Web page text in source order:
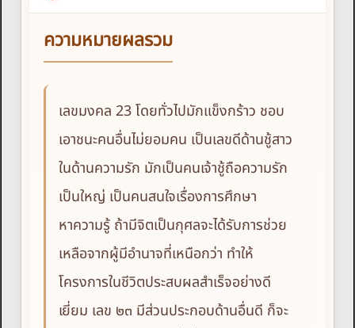
ความหมายผลรวม
เลขมงคล 23 โดยทั่วไปมักแข็งกร้าว ชอบ
เอาชนะคนอื่นไม่ยอมคน เป็นเลขดีด้านชู้สาว
ในด้านความรัก มักเป็นคนเจ้าชู้ถือความรัก
เป็นใหญ่ เป็นคนสนใจเรื่องการศึกษา
หาความรู้ ถ้ามีจิตเป็นกุศลจะได้รับการช่วย
เหลือจากผู้มีอำนาจที่เหนือกว่า ทำให้
โครงการในชีวิตประสบผลสำเร็จอย่างดี
เยี่ยม เลข ๒๓ มีส่วนประกอบด้านอื่นดี ก็จะ